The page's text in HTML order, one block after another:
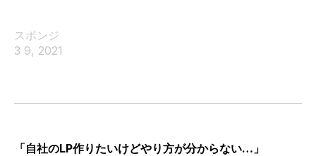
スポンジ
3 9, 2021
「自社のLP作りたいけどやり方が分からない…」